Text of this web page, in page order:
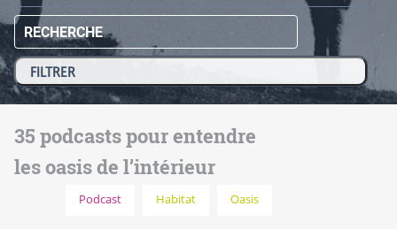
RECHERCHE
35 podcasts pour entendre
les oasis de l’intérieur
Podcast Habitat Oasis